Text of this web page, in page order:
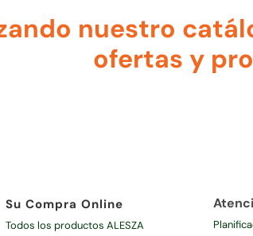
nuestro
ofertas y
Su Compra Online
Todos los productos ALESZA